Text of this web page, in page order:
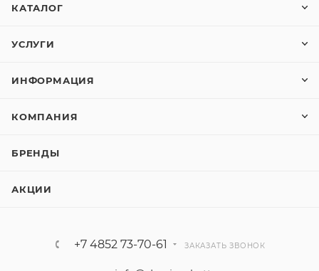
КАТАЛОГ
УСЛУГИ
ИНФОРМАЦИЯ
КОМПАНИЯ
БРЕНДЫ
АКЦИИ
+7 4852 73-70-61 ЗАКАЗАТЬ ЗВОНОК